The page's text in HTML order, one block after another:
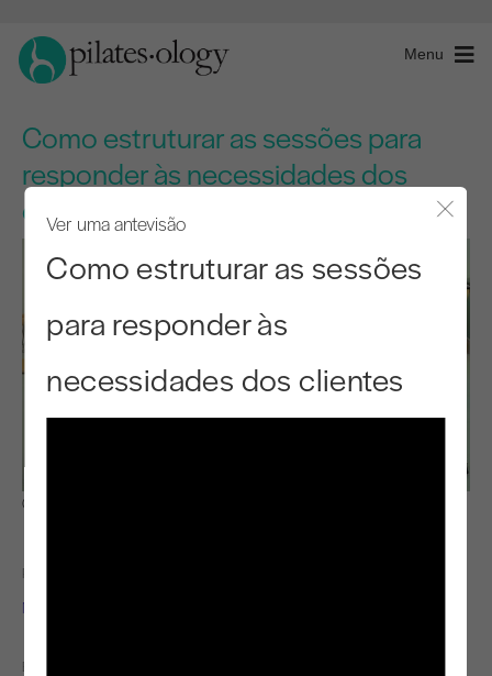
Menu
Como estruturar as sessões para
responder às necessidades dos
clientes
Ver uma antevisão
Como estruturar as sessões
para responder às
necessidades dos clientes
Observar e aprender
PROFESSOR
Molly Niles Renshaw
EQUIPAMENTO NECESSÁRIO